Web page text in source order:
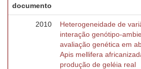
documento
2010
Heterogeneidade de
interação genótipo-
avaliação genética em
Apis mellifera
produção de geléia real